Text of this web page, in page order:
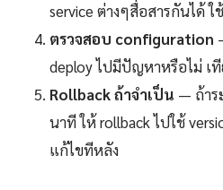
service ต่างๆสื่อสารกันได้ ใช้
ตรวจสอบ configuration
deploy ไปมีปัญหาหรือไม่ เ
Rollback ถ้าจำเป็น — ถ้าร
นาที ให้ rollback ไปใช้
แก้ไขทีหลัง